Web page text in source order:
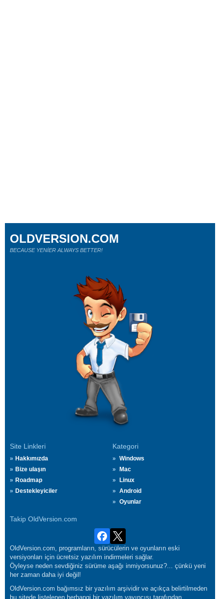
Site Linkleri
Hakkımızda
Bize ulaşın
Roadmap
Destekleyiciler
Kategori
Windows
Mac
Linux
Android
Oyunlar
Takip OldVersion.com
OLDVERSION.COM
BECAUSE YENİER ALWAYS BETTER!
OldVersion.com, programların, sürücülerin ve oyunların eski
versiyonları için ücretsiz yazılım indirmeleri sağlar.
Öyleyse neden sevdiğiniz sürüme aşağı inmiyorsunuz?... çünkü yeni
her zaman daha iyi değil!
OldVersion.com bağımsız bir yazılım arşividir ve açıkça belirtilmeden
bu sitede listelenen herhangi bir yazılım yayıncısı tarafından